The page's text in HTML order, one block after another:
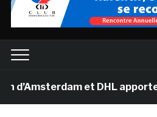
et DHL apportent